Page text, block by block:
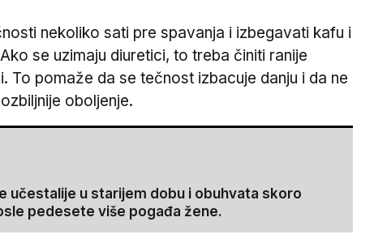
nekoliko sati pre spavanja i izbegavati kafu i
se uzimaju diuretici, to treba činiti ranije
pomaže da se tečnost izbacuje danju i da ne
oboljenje.
učestalije u starijem dobu i obuhvata skoro
pedesete više pogađa žene.